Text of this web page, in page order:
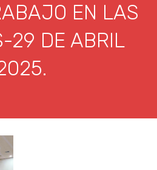
EN LAS
29 DE ABRIL